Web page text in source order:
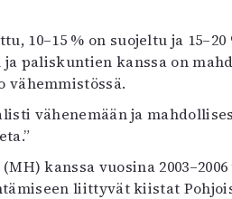
10–15 % on suojeltu ja
paliskuntien kanssa on
vähemmistössä.
vähenemään ja
kanssa vuosina
liittyvät kiistat